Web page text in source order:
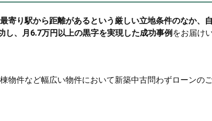
最寄り駅から距離があるという厳しい立地条件のなか、
、月6.7万円以上の黒字を実現した成功事例 をお届け
物件など幅広い物件において新築中古問わずローンの